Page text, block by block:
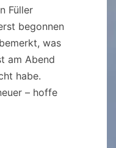
Füller
begonnen
was
am Abend
habe.
– hoffe